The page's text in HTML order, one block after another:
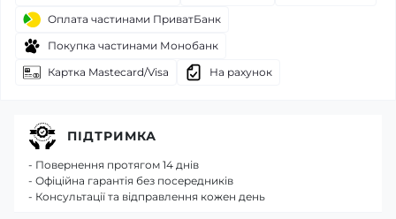
Оплата частинами ПриватБанк
Покупка частинами Монобанк
Картка Mastecard/Visa
На рахунок
ПІДТРИМКА
- Повернення протягом 14 днів
- Офіційна гарантія без посередників
- Консультації та відправлення кожен день